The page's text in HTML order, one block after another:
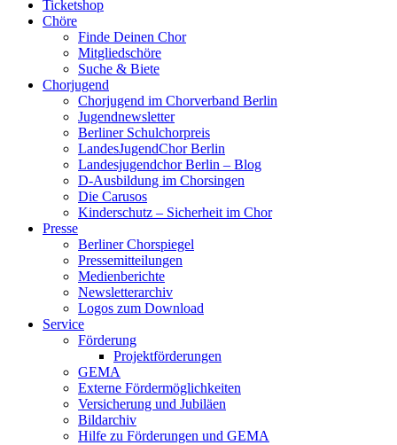
Ticketshop
Chöre
Finde Deinen Chor
Mitgliedschöre
Suche & Biete
Chorjugend
Chorjugend im Chorverband Berlin
Jugendnewsletter
Berliner Schulchorpreis
LandesJugendChor Berlin
Landesjugendchor Berlin – Blog
D-Ausbildung im Chorsingen
Die Carusos
Kinderschutz – Sicherheit im Chor
Presse
Berliner Chorspiegel
Pressemitteilungen
Medienberichte
Newsletterarchiv
Logos zum Download
Service
Förderung
Projektförderungen
GEMA
Externe Fördermöglichkeiten
Versicherung und Jubiläen
Bildarchiv
Hilfe zu Förderungen und GEMA